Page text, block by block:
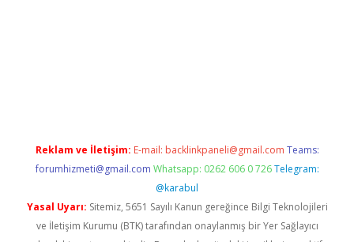
Reklam ve İletişim: E-mail: backlinkpaneli@gmail.com Teams:
forumhizmeti@gmail.com Whatsapp: 0262 606 0 726 Telegram:
@karabul
Yasal Uyarı: Sitemiz, 5651 Sayılı Kanun gereğince Bilgi Teknolojileri
ve İletişim Kurumu (BTK) tarafından onaylanmış bir Yer Sağlayıcı